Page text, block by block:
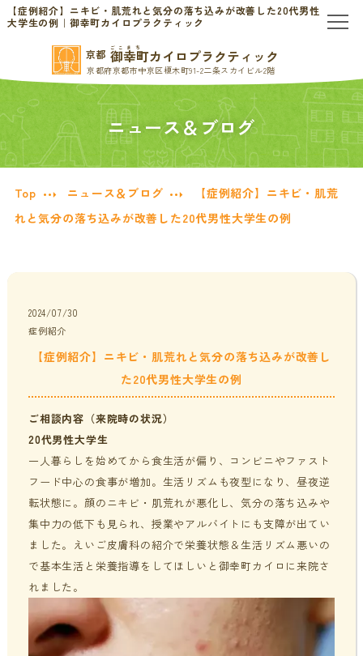
【症例紹介】ニキビ・肌荒れと気分の落ち込みが改善した20代男性
大学生の例｜御幸町カイロプラクティック
京都 ごこまち
御幸町カイロプラクティック
京都府京都市中京区榎木町91-2二条スカイビル2階
TOP
当院のご案内
当院について
お問い合わせ
貧血・低血糖・疲れやすさ
オフィスワークの体の悩み
家事・育児でたまる体の疲れ
年齢とともに変わる体調サポート
血液検査でわかるあなたの健康サイン
分子整合栄養医学／オーソモレキュラーとは
分子整合栄養医学／オーソモレキュラーの血液検査と栄養療法
の流れ
体調不良で異常無しといわれてしまうのは？
はじめての栄養相談はこちら
分子整合栄養医学を勉強したい方に
ニュース＆ブログ
採用情報
ニュース＆ブログ
Top ニュース＆ブログ
【症例紹介】ニキビ・肌荒
れと気分の落ち込みが改善した20代男性大学生の例
2024/07/30
症例紹介
【症例紹介】ニキビ・肌荒れと気分の落ち込みが改善し
た20代男性大学生の例
ご相談内容（来院時の状況）
20代男性大学生
一人暮らしを始めてから食生活が偏り、コンビニやファスト
フード中心の食事が増加。生活リズムも夜型になり、昼夜逆
転状態に。顔のニキビ・肌荒れが悪化し、気分の落ち込みや
集中力の低下も見られ、授業やアルバイトにも支障が出てい
ました。えいご皮膚科の紹介で栄養状態＆生活リズム悪いの
で基本生活と栄養指導をしてほしいと御幸町カイロに来院さ
れました。